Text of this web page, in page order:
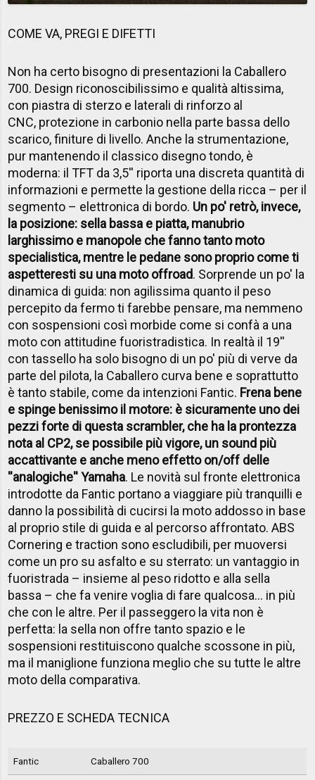
COME VA, PREGI E DIFETTI
Non ha certo bisogno di presentazioni la Caballero
700. Design riconoscibilissimo e qualità altissima,
con piastra di sterzo e laterali di rinforzo al
CNC, protezione in carbonio nella parte bassa dello
scarico, finiture di livello. Anche la strumentazione,
pur mantenendo il classico disegno tondo, è
moderna: il TFT da 3,5'' riporta una discreta quantità di
informazioni e permette la gestione della ricca – per il
segmento – elettronica di bordo. Un po' retrò, invece,
la posizione: sella bassa e piatta, manubrio
larghissimo e manopole che fanno tanto moto
specialistica, mentre le pedane sono proprio come ti
aspetteresti su una moto offroad. Sorprende un po' la
dinamica di guida: non agilissima quanto il peso
percepito da fermo ti farebbe pensare, ma nemmeno
con sospensioni così morbide come si confà a una
moto con attitudine fuoristradistica. In realtà il 19''
con tassello ha solo bisogno di un po' più di verve da
parte del pilota, la Caballero curva bene e soprattutto
è tanto stabile, come da intenzioni Fantic. Frena bene
e spinge benissimo il motore: è sicuramente uno dei
pezzi forte di questa scrambler, che ha la prontezza
nota al CP2, se possibile più vigore, un sound più
accattivante e anche meno effetto on/off delle
''analogiche'' Yamaha. Le novità sul fronte elettronica
introdotte da Fantic portano a viaggiare più tranquilli e
danno la possibilità di cucirsi la moto addosso in base
al proprio stile di guida e al percorso affrontato. ABS
Cornering e traction sono escludibili, per muoversi
come un pro su asfalto e su sterrato: un vantaggio in
fuoristrada – insieme al peso ridotto e alla sella
bassa – che fa venire voglia di fare qualcosa... in più
che con le altre. Per il passeggero la vita non è
perfetta: la sella non offre tanto spazio e le
sospensioni restituiscono qualche scossone in più,
ma il maniglione funziona meglio che su tutte le altre
moto della comparativa.
PREZZO E SCHEDA TECNICA
Fantic Caballero 700